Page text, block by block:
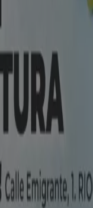
reinventando